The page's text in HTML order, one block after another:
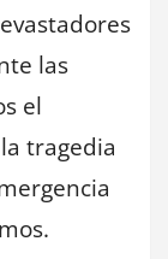
las
el
tragedia